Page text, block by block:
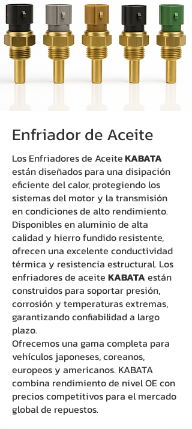
Enfriador de Aceite
Los Enfriadores de AceiteKABATA
están diseñados para una disipación
eficiente del calor, protegiendo los
sistemas del motor y la transmisión
en condiciones de alto rendimiento.
Disponibles en aluminio de alta
calidad y hierro fundido resistente,
ofrecen una excelente conductividad
térmica y resistencia estructural. Los
enfriadores de aceite KABATAestán
construidos para soportar presión,
corrosión y temperaturas extremas,
garantizando confiabilidad a largo
plazo.
Ofrecemos una gama completa para
vehículos japoneses, coreanos,
europeos y americanos. KABATA
combina rendimiento de nivel OE con
precios competitivos para el mercado
global de repuestos.